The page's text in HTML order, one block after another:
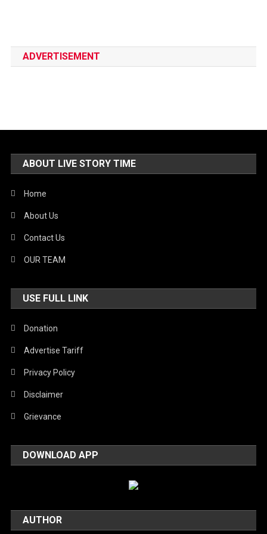
ADVERTISEMENT
ABOUT LIVE STORY TIME
Home
About Us
Contact Us
OUR TEAM
USE FULL LINK
Donation
Advertise Tariff
Privacy Policy
Disclaimer
Grievance
DOWNLOAD APP
AUTHOR